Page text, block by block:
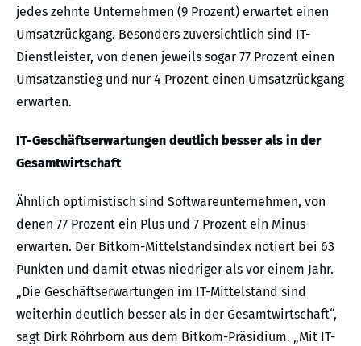
jedes zehnte Unternehmen (9 Prozent) erwartet einen
Umsatzrückgang. Besonders zuversichtlich sind IT-
Dienstleister, von denen jeweils sogar 77 Prozent einen
Umsatzanstieg und nur 4 Prozent einen Umsatzrückgang
erwarten.
IT-Geschäftserwartungen deutlich besser als in der
Gesamtwirtschaft
Ähnlich optimistisch sind Softwareunternehmen, von
denen 77 Prozent ein Plus und 7 Prozent ein Minus
erwarten. Der Bitkom-Mittelstandsindex notiert bei 63
Punkten und damit etwas niedriger als vor einem Jahr.
„Die Geschäftserwartungen im IT-Mittelstand sind
weiterhin deutlich besser als in der Gesamtwirtschaft“,
sagt Dirk Röhrborn aus dem Bitkom-Präsidium. „Mit IT-